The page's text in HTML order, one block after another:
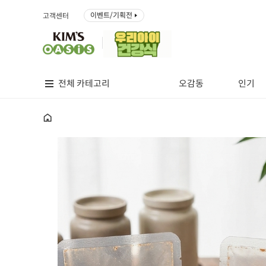
고객센터 이벤트/기획전
전체 카테고리 오감동 인기
홈